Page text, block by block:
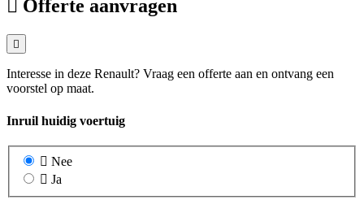
Offerte aanvragen
Interesse in deze Renault? Vraag een offerte aan en ontvang een
voorstel op maat.
Inruil huidig voertuig
Nee
Ja